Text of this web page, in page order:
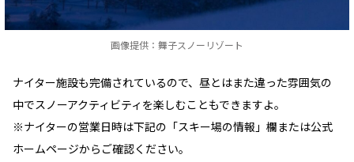
画像提供：舞子スノーリゾート
ナイター施設も完備されているので、昼とはまた違った雰囲気の
中でスノーアクティビティを楽しむこともできますよ。
※ナイターの営業日時は下記の「スキー場の情報」欄または公式
ホームページからご確認ください。